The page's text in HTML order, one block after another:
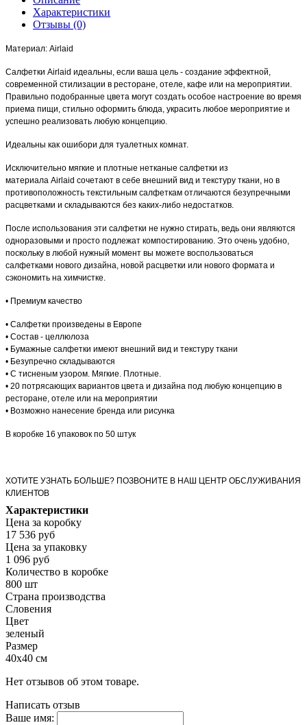
Характеристики
Отзывы (0)
Материал: Airlaid
Салфетки Airlaid идеальны, если ваша цель - создание эффектной,
современной стилизации в ресторане, отеле, кафе или на мероприятии.
Правильно подобранные цвета могут создать особое настроение во время
приема пищи, стильно оформить блюда, украсить любое мероприятие и
успешно реализовать любую концепцию.
Идеальны как ошибори для туалетных комнат.
Исключительно мягкие и плотные нетканые салфетки из
материала Airlaid сочетают в себе внешний вид и текстуру ткани, но в
противоположность текстильным салфеткам отличаются безупречными
расцветками и складываются без каких-либо недостатков.
После использования эти салфетки не нужно стирать, ведь они являются
одноразовыми и просто подлежат компостированию. Это очень удобно,
поскольку в любой нужный момент вы можете воспользоваться
салфетками нового дизайна, новой расцветки или нового формата и
сэкономить на химчистке.
• Премиум качество
• Салфетки произведены в Европе
• Состав - целлюлоза
• Бумажные салфетки имеют внешний вид и текстуру ткани
• Безупречно складываются
• С тисненым узором. Мягкие. Плотные.
• 20 потрясающих вариантов цвета и дизайна под любую концепцию в
ресторане, отеле или на мероприятии
• Возможно нанесение бренда или рисунка
В коробке 16 упаковок по 50 штук
ХОТИТЕ УЗНАТЬ БОЛЬШЕ? ПОЗВОНИТЕ В НАШ ЦЕНТР ОБСЛУЖИВАНИЯ
КЛИЕНТОВ
Характеристики
Цена за коробку
17 536 руб
Цена за упаковку
1 096 руб
Количество в коробке
800 шт
Страна производства
Словения
Цвет
зеленый
Размер
40х40 см
Нет отзывов об этом товаре.
Написать отзыв
Ваше имя: